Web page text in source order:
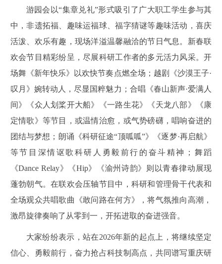
游园会以“集章兑礼”形式吸引了广大职工学生参与其
中，非遗拓福、趣味运福球、福字猜谜等趣味活动，喜庆
活泼、欢乐有趣，现场洋溢温馨融洽的节日气息。新春联
欢会节目精彩纷呈，尽展科研工作者的多元活力风采。开
场舞《新年快乐》以欢快节奏点燃全场；越剧《沙漠王子·
叹月》婉转动人，尽显国粹魅力；合唱《春山新声·爱满人
间》《众人划桨开大船》《一路生花》《天龙八部》《康
定情歌》等节目，或温情治愈，或气势磅礴，唱响奋进的
团结与梦想；朗诵《科研征途“顶呱呱”》《逐梦·再启航》
等节目深情讴歌科研人勇毅前行的奋斗精神；舞蹈
《Dance Relay》《Hip》《渝州诗韵》则以青春律动展现
蓬勃朝气。在联欢会压轴节目中，科研和管理骨干代表和
全场观众共唱歌曲《敢问路在何方》，将气氛推向高潮，
激昂旋律奏响了从零到一，开拓进取的奋进强音。
大家纷纷表示，站在2026年新的起点上，将继续坚定
信心、勇毅前行，奋力抢占科技制高点，共同谱写重庆研